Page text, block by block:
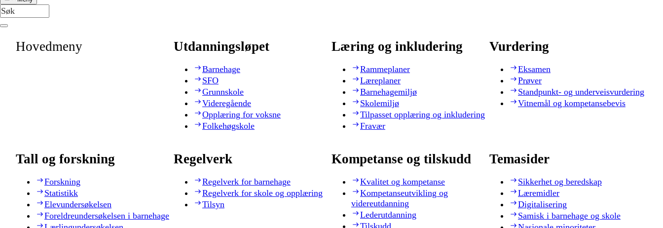
Hovedmeny Utdanningsløpet
Barnehage
SFO
Grunnskole
Videregående
Opplæring for voksne
Folkehøgskole
Læring og inkludering
Rammeplaner
Læreplaner
Barnehagemiljø
Skolemiljø
Tilpasset opplæring og inkludering
Fravær
Vurdering
Eksamen
Prøver
Standpunkt- og underveisvurdering
Vitnemål og kompetansebevis
Tall og forskning
Forskning
Statistikk
Elevundersøkelsen
Foreldreundersøkelsen i barnehage
Regelverk
Regelverk for barnehage
Regelverk for skole og opplæring
Tilsyn
Kompetanse og tilskudd
Kvalitet og kompetanse
Kompetanseutvikling og
videreutdanning
Lederutdanning
Tilskudd
Temasider
Sikkerhet og beredskap
Læremidler
Digitalisering
Samisk i barnehage og skole